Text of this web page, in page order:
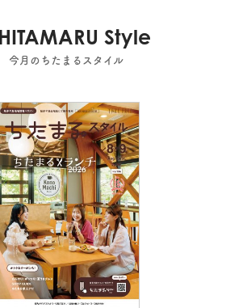
Style
今月のちたまるスタイル